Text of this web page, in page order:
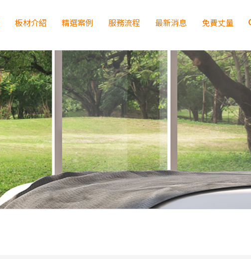
板材介紹 精選案例 服務流程 最新消息 免費丈量